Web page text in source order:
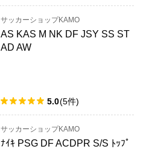
サッカーショップKAMO
AS KAS M NK DF JSY SS ST
AD AW
5.0(5件)
サッカーショップKAMO
ﾅｲｷ PSG DF ACDPR S/S ﾄｯﾌﾟ